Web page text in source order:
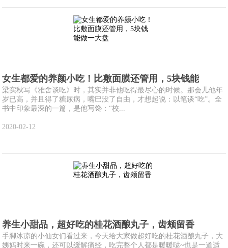
女生都爱的养颜小吃！比敷面膜还管用，5块钱能
梁实秋写《雅舍谈吃》时，其实并非他吃得最尽心的时候。那会儿他年
岁已高，并且得了糖尿病，嘴巴没了自由，才想起说：以笔谈“吃”。全
书中印象最深的一篇，是他写馋：“校...
2020-02-12
养生小甜品，超好吃的桂花酒酿丸子，齿颊留香
手脚冰凉的小仙女们看过来，今天给大家做超好吃的桂花酒酿丸子，大
姨妈时来一碗，还可以缓解痛经，吃完整个人都是暖暖哒~也是一道适